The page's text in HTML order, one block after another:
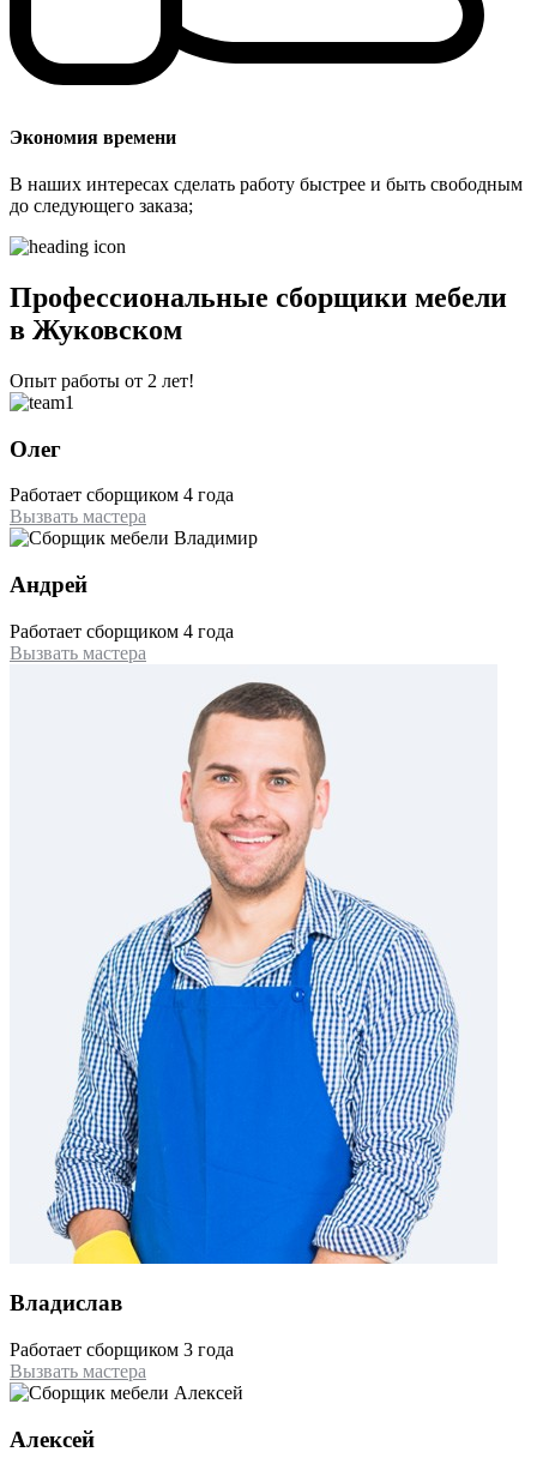
Экономия времени
В наших интересах сделать работу быстрее и быть свободным
до следующего заказа;
Профессиональные сборщики мебели
в Жуковском
Опыт работы от 2 лет!
Олег
Работает сборщиком 4 года
Вызвать мастера
Андрей
Работает сборщиком 4 года
Вызвать мастера
Владислав
Работает сборщиком 3 года
Вызвать мастера
Алексей